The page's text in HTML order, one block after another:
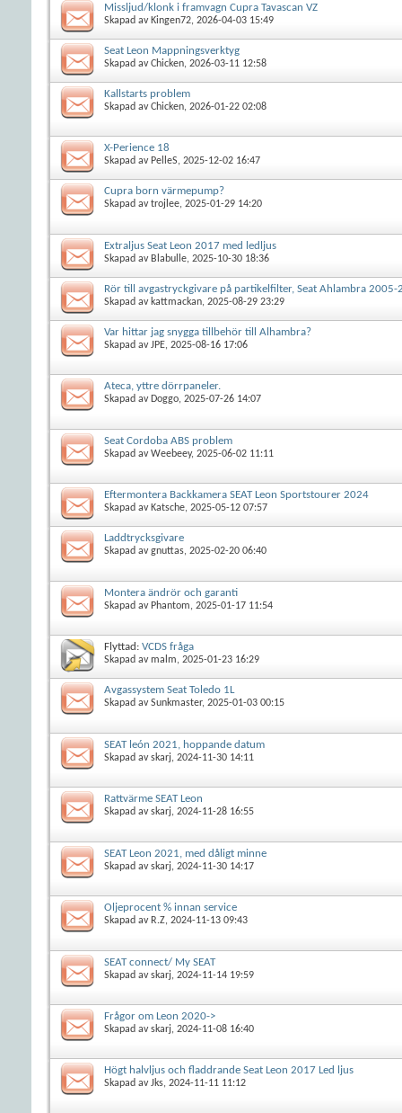
Missljud/klonk i framvagn Cupra Tavascan VZ
Skapad av Kingen72, 2026-04-03 15:49
Seat Leon Mappningsverktyg
Skapad avChicken, 2026-03-11 12:58
Kallstarts problem
Skapad avChicken, 2026-01-22 02:08
X-Perience 18
Skapad av PelleS, 2025-12-02 16:47
Cupra born värmepump?
Skapad avtrojlee, 2025-01-29 14:20
Extraljus Seat Leon 2017 med ledljus
Skapad av Blabulle, 2025-10-30 18:36
Rör till avgastryckgivare på partikelfilter, Seat Ahlambra 2005-
Skapad av kattmackan, 2025-08-29 23:29
Var hittar jag snygga tillbehör till Alhambra?
Skapad avJPE, 2025-08-16 17:06
Ateca, yttre dörrpaneler.
Skapad av Doggo, 2025-07-26 14:07
Seat Cordoba ABS problem
Skapad avWeebeey, 2025-06-02 11:11
Eftermontera Backkamera SEAT Leon Sportstourer 2024
Skapad av Katsche, 2025-05-12 07:57
Laddtrycksgivare
Skapad avgnuttas, 2025-02-20 06:40
Montera ändrör och garanti
Skapad av Phantom, 2025-01-17 11:54
Flyttad: VCDS fråga
Skapad avmalm, 2025-01-23 16:29
Avgassystem Seat Toledo 1L
Skapad avSunkmaster, 2025-01-03 00:15
SEAT león 2021, hoppande datum
Skapad avskarj, 2024-11-30 14:11
Rattvärme SEAT Leon
Skapad avskarj, 2024-11-28 16:55
SEAT Leon 2021, med dåligt minne
Skapad avskarj, 2024-11-30 14:17
Oljeprocent % innan service
Skapad av R.Z, 2024-11-13 09:43
SEAT connect/ My SEAT
Skapad avskarj, 2024-11-14 19:59
Frågor om Leon 2020->
Skapad avskarj, 2024-11-08 16:40
Högt halvljus och fladdrande Seat Leon 2017 Led ljus
Skapad avJks, 2024-11-11 11:12